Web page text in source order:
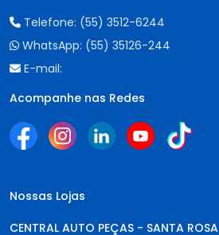
Telefone: (55) 3512-6244
WhatsApp: (55) 35126-244
E-mail:
Acompanhe nas Redes
Nossas Lojas
CENTRAL AUTO PEÇAS - SANTA ROSA